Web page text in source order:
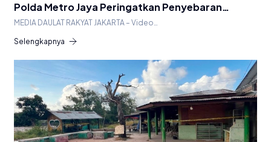
Polda Metro Jaya Peringatkan Penyebaran…
MEDIA DAULAT RAKYAT JAKARTA – Video…
Selengkapnya